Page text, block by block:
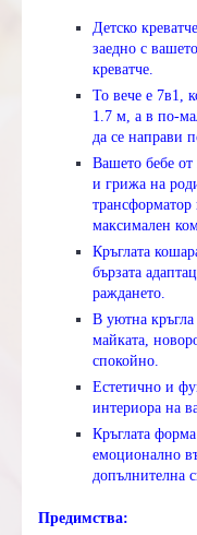
Детско креватче
заедно с
креватче.
То вече е 7в1,
1.7 м, а в по-
да се направи
Вашето бебе
и грижа на
трансформатор
максимален
Кръглата
бързата
раждането.
В уютна
майката,
спокойно.
Естетично и
интериора на
Кръглата
емоционално
допълнителна
Предимства: